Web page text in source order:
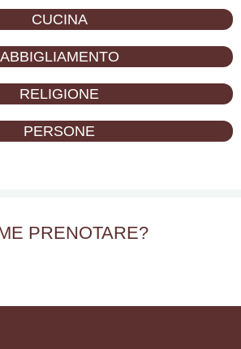
CUCINA
ABBIGLIAMENTO
RELIGIONE
PERSONE
PRENOTARE?